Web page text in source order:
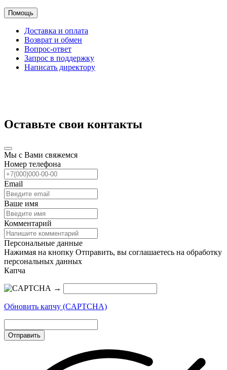
Помощь
Доставка и оплата
Возврат и обмен
Вопрос-ответ
Запрос в поддержку
Написать директору
Оставьте свои контакты
Мы с Вами свяжемся
Номер телефона
Email
Ваше имя
Комментарий
Персональные данные
Нажимая на кнопку Отправить, вы соглашаетесь на обработку
персональных данных
Капча
→
Обновить капчу (CAPTCHA)
Отправить